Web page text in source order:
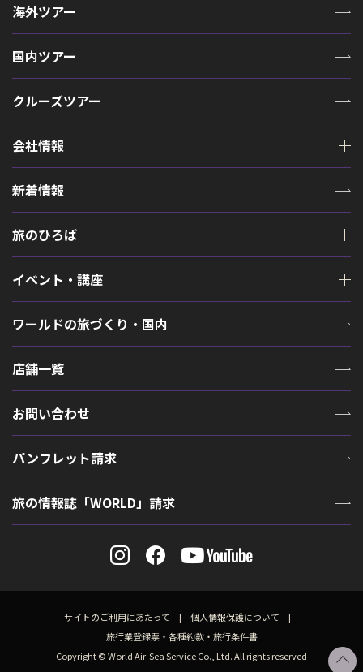
海外ツアー
国内ツアー
クルーズツアー
会社情報
新着情報
旅のひろば
イベント・講座
ワールドの旅づくり・国内
店舗一覧
お問い合わせ
パンフレット請求
旅の情報誌「WORLD」請求
サイトのご利用にあたって
個人情報保護について
旅行業登録票・各種約款・旅行条件書
Copyright © World Air-Sea Service Co., Ltd. All rights reserved